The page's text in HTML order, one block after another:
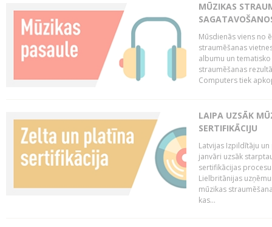
MŪZIKAS
Mūsdienās viens no
straumēšanas
albumu un
straumēšanas
Computers tiek
LAIPA UZSĀK
SERTIFIKĀCIJU
Latvijas Izpildītāju
janvāri uzsāk
sertifikācijas
Lielbritānijas
mūzikas
kas...